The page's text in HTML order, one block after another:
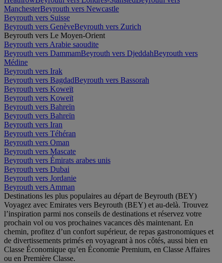
ManchesterBeyrouth vers Newcastle
Beyrouth vers Suisse
Beyrouth vers GenèveBeyrouth vers Zurich
Beyrouth vers Le Moyen-Orient
Beyrouth vers Arabie saoudite
Beyrouth vers DammamBeyrouth vers DjeddahBeyrouth vers
Médine
Beyrouth vers Irak
Beyrouth vers BagdadBeyrouth vers Bassorah
Beyrouth vers Koweït
Beyrouth vers Koweït
Beyrouth vers Bahreïn
Beyrouth vers Bahreïn
Beyrouth vers Iran
Beyrouth vers Téhéran
Beyrouth vers Oman
Beyrouth vers Mascate
Beyrouth vers Émirats arabes unis
Beyrouth vers Dubai
Beyrouth vers Jordanie
Beyrouth vers Amman
Destinations les plus populaires au départ de Beyrouth (BEY)
Voyagez avec Emirates vers Beyrouth (BEY) et au-delà. Trouvez
l’inspiration parmi nos conseils de destinations et réservez votre
prochain vol ou vos prochaines vacances dès maintenant. En
chemin, profitez d’un confort supérieur, de repas gastronomiques et
de divertissements primés en voyageant à nos côtés, aussi bien en
Classe Économique qu’en Économie Premium, en Classe Affaires
ou en Première Classe.